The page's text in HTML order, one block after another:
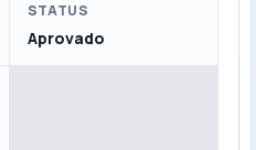
STATUS
Aprovado